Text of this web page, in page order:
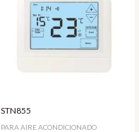
STN855
PARA AIRE ACONDICIONADO